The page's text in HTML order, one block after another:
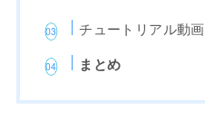
チュートリアル動画
まとめ